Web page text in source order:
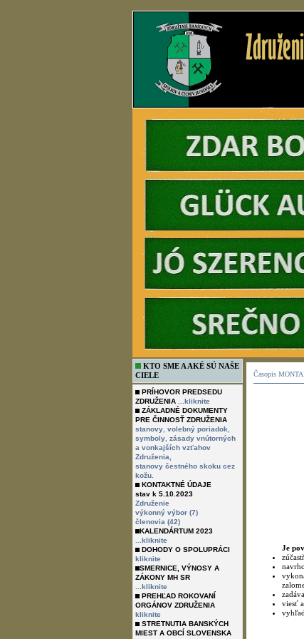
KTO SME A AKÉ SÚ NAŠE
CIELE
PRÍHOVOR PREDSEDU
ZDRUŽENIA
...kliknite
ZÁKLADNÉ DOKUMENTY
PRE ČINNOSŤ ZDRUŽENIA
stanovy, volebný poriadok
symboly, zásady vnútorných
a vonkajších vzťahov
Združenia,
stanovy čestného skoku cez
kožu.
KONTAKTNÉ ÚDAJE
stav k 5.10.2023
Združenie
výkonný výbor (7)
členovia (42)
KALENDÁRTUM 2023
...kliknite
DOHODY O SPOLUPRÁCI
kliknite
SMERNICE, VÝNOSY A
ZÁKONY MH SR
...kliknite
PREHĽAD ROKOVANÍ
ORGÁNOV ZDRUŽENIA
kliknite
STRETNUTIA BANSKÝCH
MIEST A OBCÍ SLOVENSKA